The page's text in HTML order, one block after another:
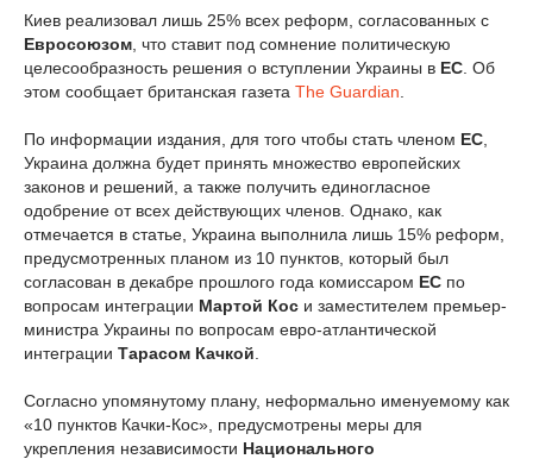
Киев реализовал лишь 25% всех реформ, согласованных с
Евросоюзом , что ставит под сомнение политическую
целесообразность решения о вступлении Украины в ЕС . Об
этом сообщает британская газета The Guardian
По информации издания, для того чтобы стать членом ЕС
Украина должна будет принять множество европейских
законов и решений, а также получить единогласное
одобрение от всех действующих членов. Однако, как
отмечается в статье, Украина выполнила лишь 15% реформ,
предусмотренных планом из 10 пунктов, который был
согласован в декабре прошлого года комиссаром ЕС по
вопросам интеграции Мартой Кос и заместителем премьер-
министра Украины по вопросам евро-атлантической
интеграции Тарасом Качкой
Согласно упомянутому плану, неформально именуемому как
«10 пунктов Качки-Кос», предусмотрены меры для
укрепления независимости Национального